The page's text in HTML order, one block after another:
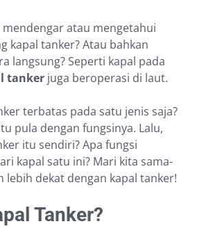
atau mengetahui
kapal tanker? Atau bahkan
langsung? Seperti kapal pada
tanker juga beroperasi di laut.
terbatas pada satu jenis saja?
pula dengan fungsinya. Lalu,
itu sendiri? Apa fungsi
kapal satu ini? Mari kita sama-
lebih dekat dengan kapal tanker!
Tanker?